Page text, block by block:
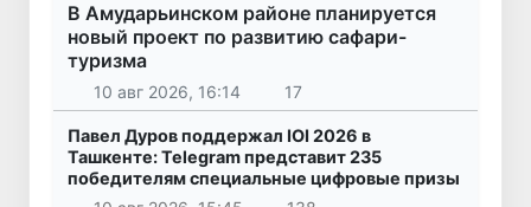
В Амударьинском районе планируется
новый проект по развитию сафари-
туризма
10 авг 2026, 16:14 17
Павел Дуров поддержал IOI 2026 в
Ташкенте: Telegram представит 235
победителям специальные цифровые призы